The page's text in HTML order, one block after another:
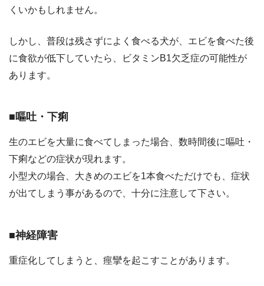
くいかもしれません。
しかし、普段は残さずによく食べる犬が、エビを食べた後
に食欲が低下していたら、ビタミンB1欠乏症の可能性が
あります。
■嘔吐・下痢
生のエビを大量に食べてしまった場合、数時間後に嘔吐・
下痢などの症状が現れます。
小型犬の場合、大きめのエビを1本食べただけでも、症状
が出てしまう事があるので、十分に注意して下さい。
■神経障害
重症化してしまうと、痙攣を起こすことがあります。